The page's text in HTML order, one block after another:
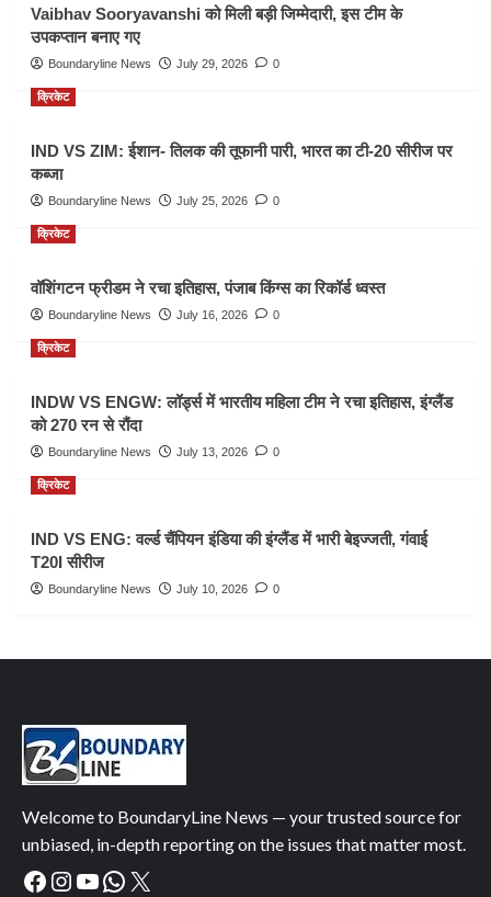
Vaibhav Sooryavanshi को मिली बड़ी जिम्मेदारी, इस टीम के
उपकप्तान बनाए गए
Boundaryline News July 29, 2026 0
क्रिकेट
IND VS ZIM: ईशान- तिलक की तूफानी पारी, भारत का टी-20 सीरीज पर
कब्जा
Boundaryline News July 25, 2026 0
क्रिकेट
वॉशिंगटन फ्रीडम ने रचा इतिहास, पंजाब किंग्स का रिकॉर्ड ध्वस्त
Boundaryline News July 16, 2026 0
क्रिकेट
INDW VS ENGW: लॉर्ड्स में भारतीय महिला टीम ने रचा इतिहास, इंग्लैंड
को 270 रन से रौंदा
Boundaryline News July 13, 2026 0
क्रिकेट
IND VS ENG: वर्ल्ड चैंपियन इंडिया की इंग्लैंड में भारी बेइज्जती, गंवाई
T20I सीरीज
Boundaryline News July 10, 2026 0
Welcome to BoundaryLine News — your trusted source for
unbiased, in-depth reporting on the issues that matter most.
Facebook
Instagram
YouTube
WhatsApp
X